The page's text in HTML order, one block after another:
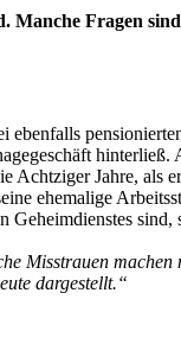
Manche Fragen
ebenfalls
hinterließ.
Achtziger Jahre, als
ehemalige
sind,
Misstrauen
dargestellt.“